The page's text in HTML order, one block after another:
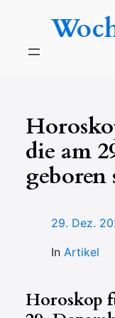
die am
geboren
29. Dez.
In Artikel
Horoskop